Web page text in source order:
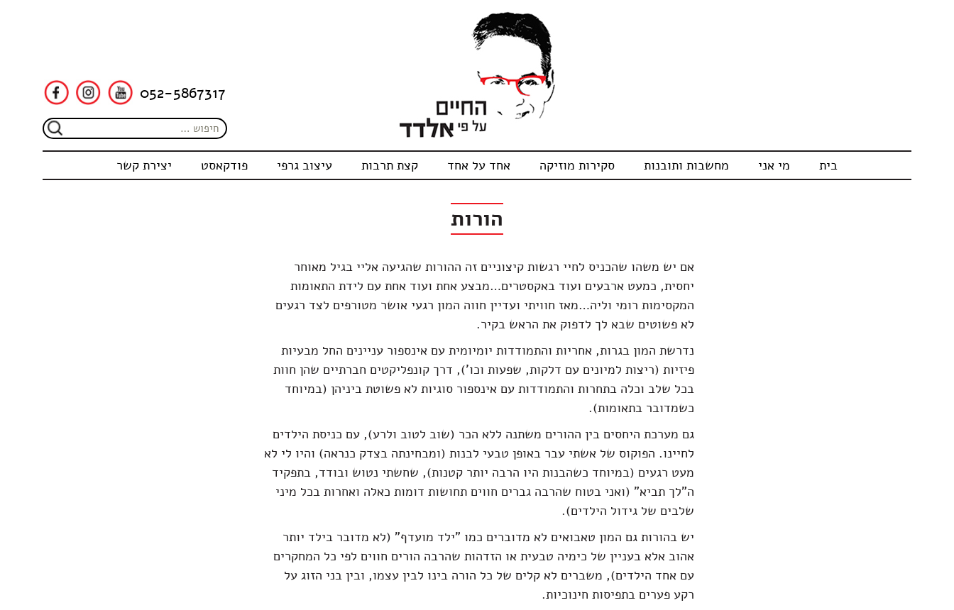
052-5867317
בית מי אני מחשבות ותובנות סקירות מוזיקה אחד על אחד קצת תרבות עיצוב גרפי פודקאסט יצירת קשר
הורות
אם יש משהו שהכניס לחיי רגשות קיצוניים זה ההורות שהגיעה אליי בגיל מאוחר
יחסית, כמעט ארבעים ועוד באקסטרים…מבצע אחת ועוד אחת עם לידת התאומות
המקסימות רומי וליה…מאז חוויתי ועדיין חווה המון רגעי אושר מטורפים לצד רגעים
לא פשוטים שבא לך לדפוק את הראש בקיר.
נדרשת המון בגרות, אחריות והתמודדות יומיומית עם אינספור עניינים החל מבעיות
פיזיות (ריצות למיונים עם דלקות, שפעות וכו'), דרך קונפליקטים חברתיים שהן חוות
בכל שלב וכלה בתחרות והתמודדות עם אינספור סוגיות לא פשוטת ביניהן (במיוחד
כשמדובר בתאומות).
גם מערכת היחסים בין ההורים משתנה ללא הכר (שוב לטוב ולרע), עם כניסת הילדים
לחיינו. הפוקוס של אשתי עבר באופן טבעי לבנות (ומבחינתה בצדק כנראה) והיו לי לא
מעט רגעים (במיוחד כשהבנות היו הרבה יותר קטנות), שחשתי נטוש ובודד, בתפקיד
ה"לך תביא" (ואני בטוח שהרבה גברים חווים תחושות דומות כאלה ואחרות בכל מיני
שלבים של גידול הילדים).
יש בהורות גם המון טאבואים לא מדוברים כמו "ילד מועדף" (לא מדובר בילד יותר
אהוב אלא בעניין של כימיה טבעית או הזדהות שהרבה הורים חווים לפי כל המחקרים
עם אחד הילדים), משברים לא קלים של כל הורה בינו לבין עצמו, ובין בני הזוג על
רקע פערים בתפיסות חינוכיות.